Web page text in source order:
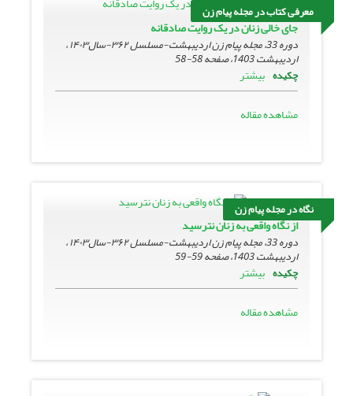
معرفی کتاب در مجله پیام زن
جای خالی زنان در یک روایت صادقانه
دوره 33، مجله پیام زن اردیبهشت-مسلسل ۳۶۲-سال۱۴۰۳ ،
اردیبهشت 1403، صفحه
58-58
چکیده بیشتر
مشاهده مقاله
نگاه در مجله پیام زن
از نگاه واقعی به زنان نترسید
دوره 33، مجله پیام زن اردیبهشت-مسلسل ۳۶۲-سال۱۴۰۳ ،
اردیبهشت 1403، صفحه
59-59
چکیده بیشتر
مشاهده مقاله